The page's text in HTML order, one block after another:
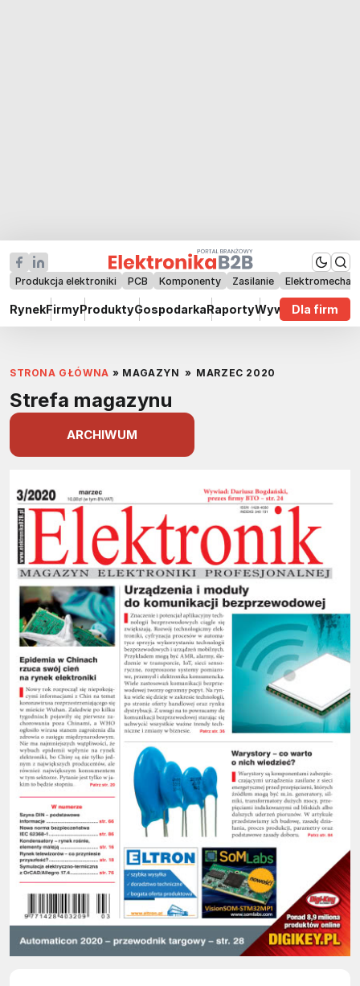
Produkcja elektroniki PCB Komponenty Zasilanie
RynekFirmyProduktyGospodarkaRaportyWywiadyDla firm
STRONA GŁÓWNA » MAGAZYN » MARZEC 2020
Strefa magazynu
ARCHIWUM